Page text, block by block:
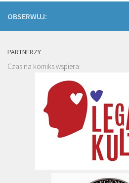
OBSERWUJ:
PARTNERZY
Czas na komiks wspiera: